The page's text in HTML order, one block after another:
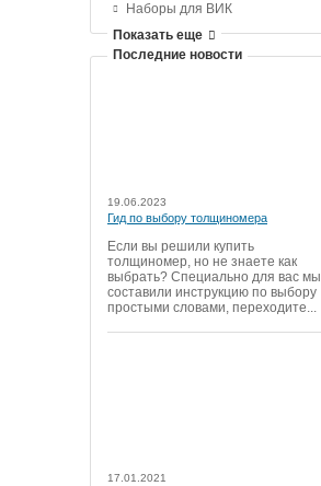
Наборы для ВИК
Показать еще
Последние новости
19.06.2023
Гид по выбору толщиномера
Если вы решили купить
толщиномер, но не знаете как
выбрать? Специально для вас мы
составили инструкцию по выбору
простыми словами, переходите...
17.01.2021